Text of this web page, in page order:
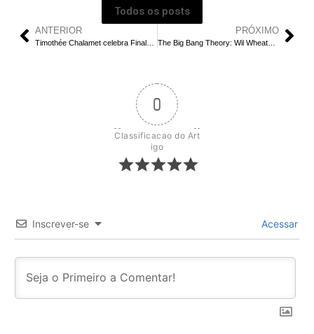
Todos os posts
ANTERIOR PRÓXIMO
The Big Bang Theory: Wil Wheaton se junta ao spin-off sci-fi
0
Classificacao do Art
igo
Inscrever-se Acessar